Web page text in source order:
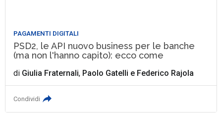
PAGAMENTI DIGITALI
PSD2, le API nuovo business per le banche
(ma non l'hanno capito): ecco come
di Giulia Fraternali, Paolo Gatelli e Federico Rajola
Condividi